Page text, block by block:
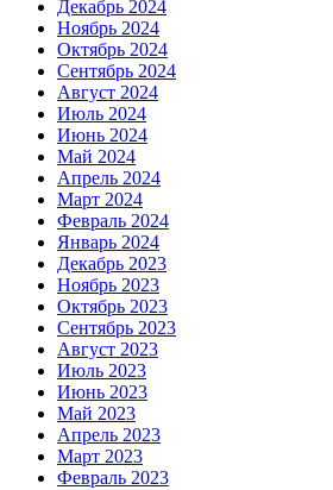
Декабрь 2024
Ноябрь 2024
Октябрь 2024
Сентябрь 2024
Август 2024
Июль 2024
Июнь 2024
Май 2024
Апрель 2024
Март 2024
Февраль 2024
Январь 2024
Декабрь 2023
Ноябрь 2023
Октябрь 2023
Сентябрь 2023
Август 2023
Июль 2023
Июнь 2023
Май 2023
Апрель 2023
Март 2023
Февраль 2023